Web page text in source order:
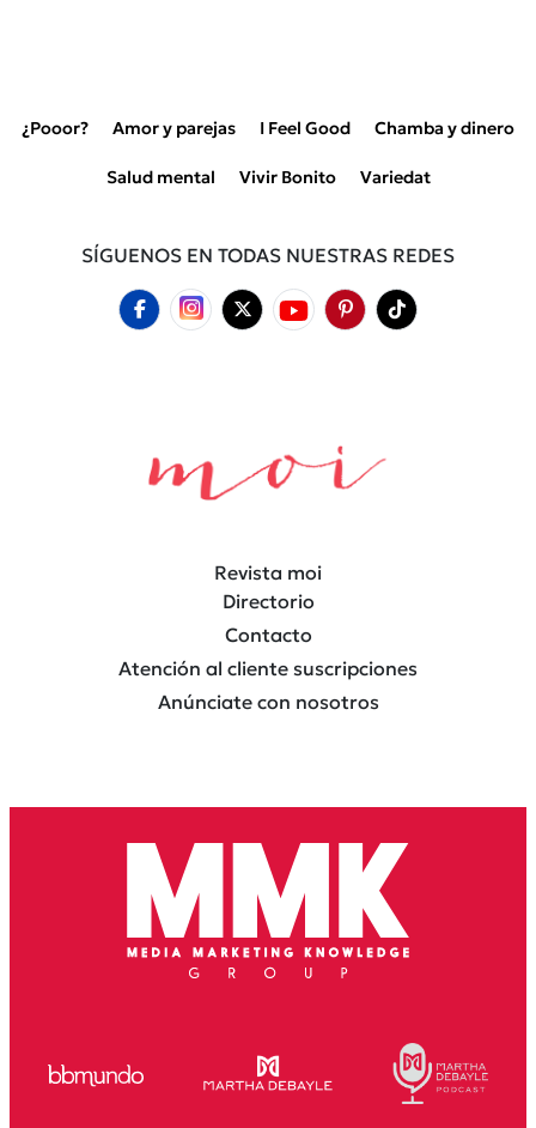
¿Pooor? Amor y parejas I Feel Good Chamba y dinero
Salud mental Vivir Bonito Variedat
SÍGUENOS EN TODAS NUESTRAS REDES
Revista moi
Directorio
Contacto
Atención al cliente suscripciones
Anúnciate con nosotros